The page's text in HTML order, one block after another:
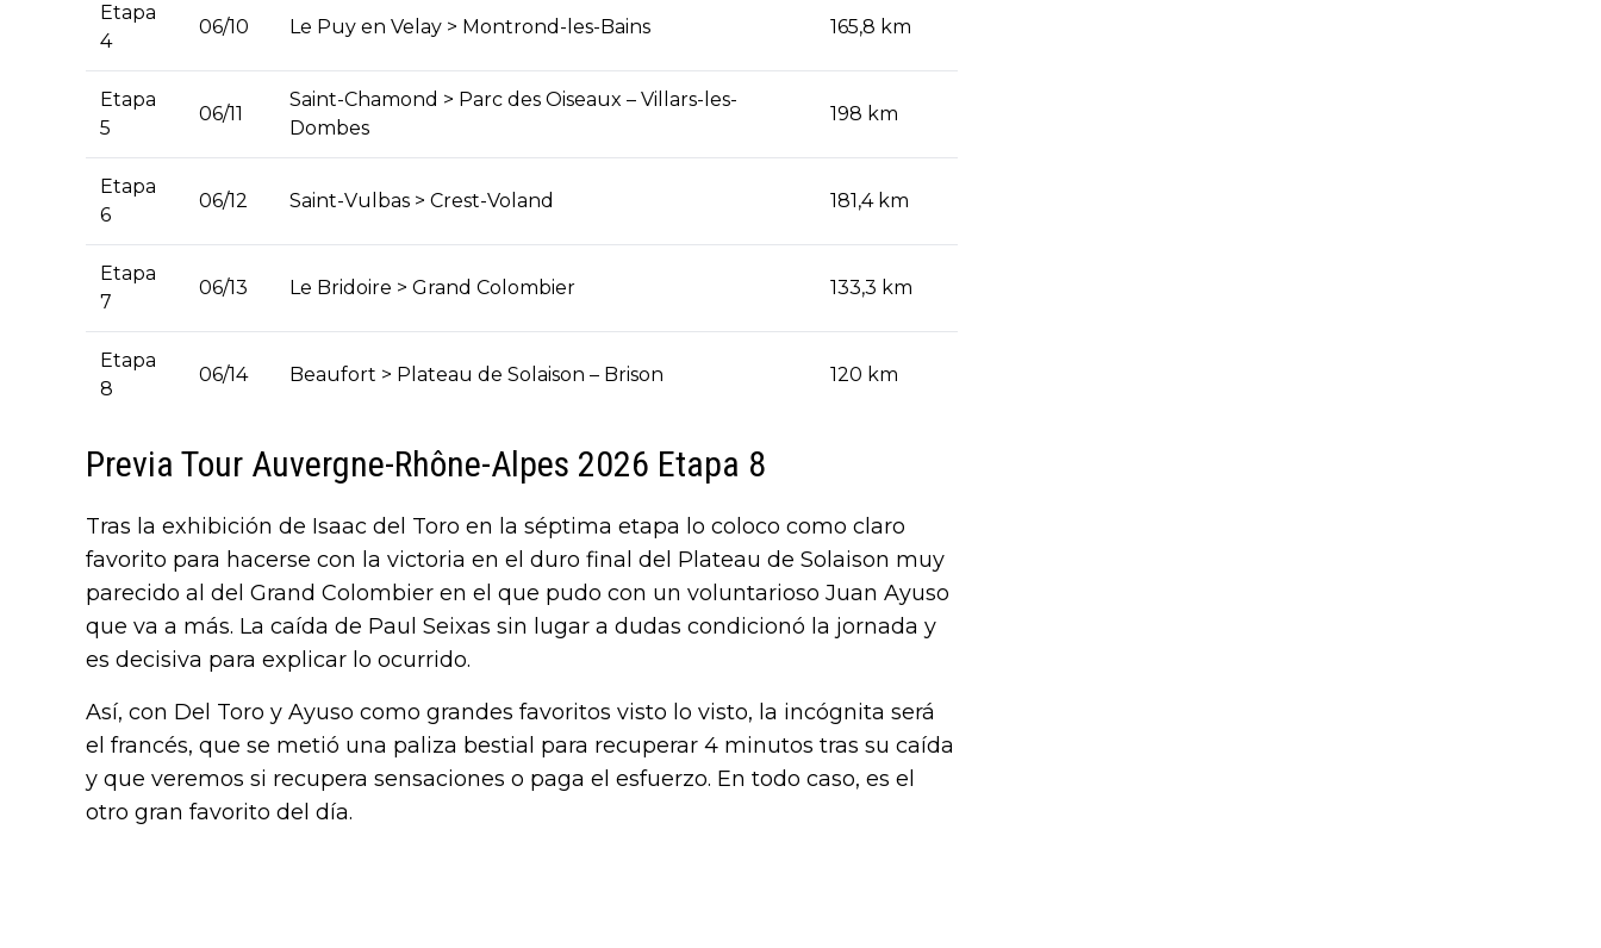
Etapa
4
06/10 Le Puy en Velay > Montrond-les-Bains 165,8 km
Etapa
5
06/11
Saint-Chamond > Parc des Oiseaux – Villars-les-
Dombes
198 km
Etapa
6
06/12 Saint-Vulbas > Crest-Voland 181,4 km
Etapa
7
06/13 Le Bridoire > Grand Colombier 133,3 km
Etapa
8
06/14 Beaufort > Plateau de Solaison – Brison 120 km
Previa Tour Auvergne-Rhône-Alpes 2026 Etapa 8
Tras la exhibición de Isaac del Toro en la séptima etapa lo coloco como claro
favorito para hacerse con la victoria en el duro final del Plateau de Solaison muy
parecido al del Grand Colombier en el que pudo con un voluntarioso Juan Ayuso
que va a más. La caída de Paul Seixas sin lugar a dudas condicionó la jornada y
es decisiva para explicar lo ocurrido.
Así, con Del Toro y Ayuso como grandes favoritos visto lo visto, la incógnita será
el francés, que se metió una paliza bestial para recuperar 4 minutos tras su caída
y que veremos si recupera sensaciones o paga el esfuerzo. En todo caso, es el
otro gran favorito del día.